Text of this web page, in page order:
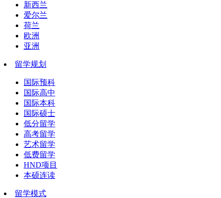
新西兰
爱尔兰
荷兰
欧洲
亚洲
留学规划
国际预科
国际高中
国际本科
国际硕士
低分留学
高考留学
艺术留学
低费留学
HND项目
本硕连读
留学模式